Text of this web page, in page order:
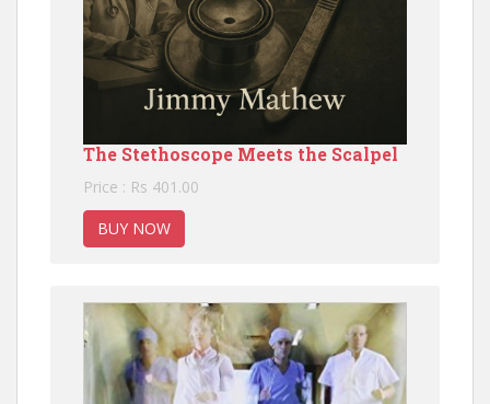
The Stethoscope Meets the Scalpel
Price : Rs 401.00
BUY NOW